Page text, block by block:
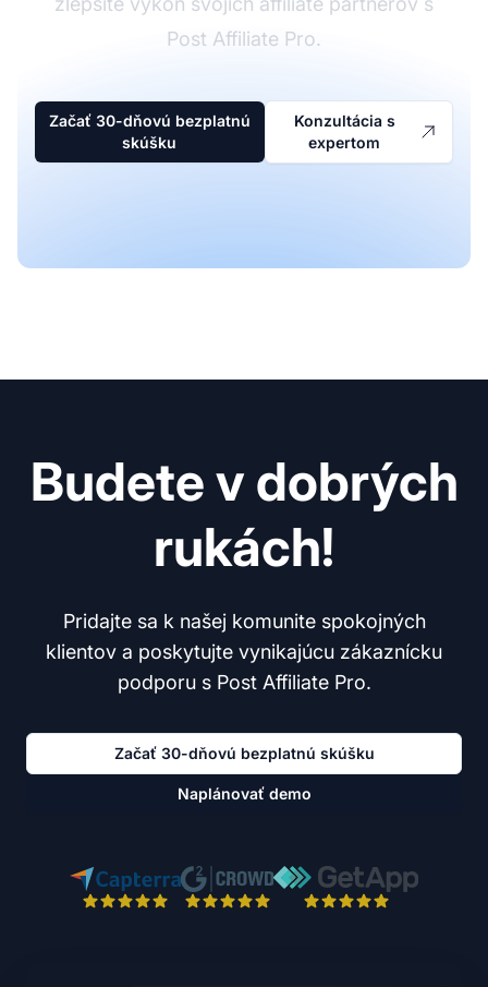
Post Affiliate Pro.
Začať 30-dňovú bezplatnú
skúšku
Konzultácia s
expertom
Budete v dobrých
rukách!
Pridajte sa k našej komunite spokojných
klientov a poskytujte vynikajúcu zákaznícku
podporu s Post Affiliate Pro.
Začať 30-dňovú bezplatnú skúšku
Naplánovať demo